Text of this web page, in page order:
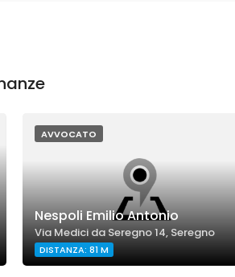
AVVOCATO
Nespoli Emilio Antonio
Via Medici da Seregno 14, Seregno
DISTANZA: 81 M